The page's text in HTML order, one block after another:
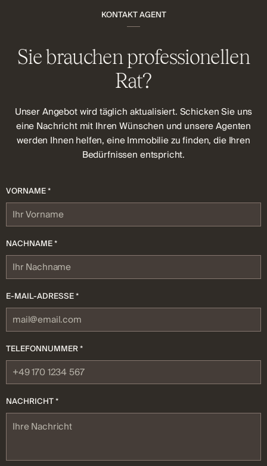
KONTAKT AGENT
Sie brauchen professionellen
Rat?
Unser Angebot wird täglich aktualisiert. Schicken Sie uns
eine Nachricht mit Ihren Wünschen und unsere Agenten
werden Ihnen helfen, eine Immobilie zu finden, die Ihren
Bedürfnissen entspricht.
VORNAME *
NACHNAME *
E-MAIL-ADRESSE *
TELEFONNUMMER *
NACHRICHT *